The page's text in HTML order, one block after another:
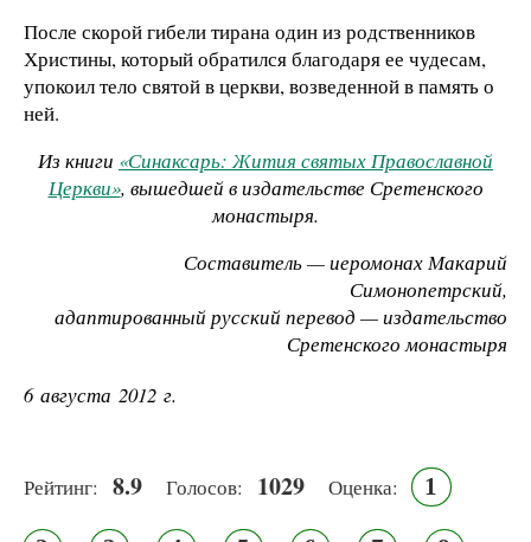
После скорой гибели тирана один из родственников
Христины, который обратился благодаря ее чудесам,
упокоил тело святой в церкви, возведенной в память о
ней.
Из книги «Синаксарь: Жития святых Православной
Церкви», вышедшей в издательстве Сретенского
монастыря.
Составитель — иеромонах Макарий
Симонопетрский,
адаптированный русский перевод — издательство
Сретенского монастыря
6 августа 2012 г.
Рейтинг: 8.9 Голосов: 1029 Оценка: 1